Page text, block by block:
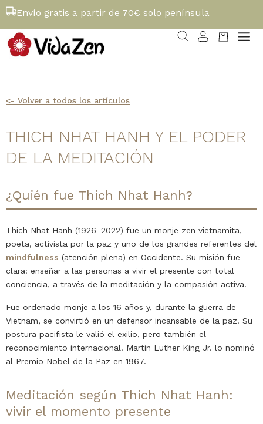
Envío gratis a partir de 70€ solo península
<- Volver a todos los artículos
THICH NHAT HANH Y EL PODER
DE LA MEDITACIÓN
¿Quién fue Thich Nhat Hanh?
Thich Nhat Hanh (1926–2022) fue un monje zen vietnamita,
poeta, activista por la paz y uno de los grandes referentes del
mindfulness (atención plena) en Occidente. Su misión fue
clara: enseñar a las personas a vivir el presente con total
conciencia, a través de la meditación y la compasión activa.
Fue ordenado monje a los 16 años y, durante la guerra de
Vietnam, se convirtió en un defensor incansable de la paz. Su
postura pacifista le valió el exilio, pero también el
reconocimiento internacional. Martin Luther King Jr. lo nominó
al Premio Nobel de la Paz en 1967.
Meditación según Thich Nhat Hanh:
vivir el momento presente